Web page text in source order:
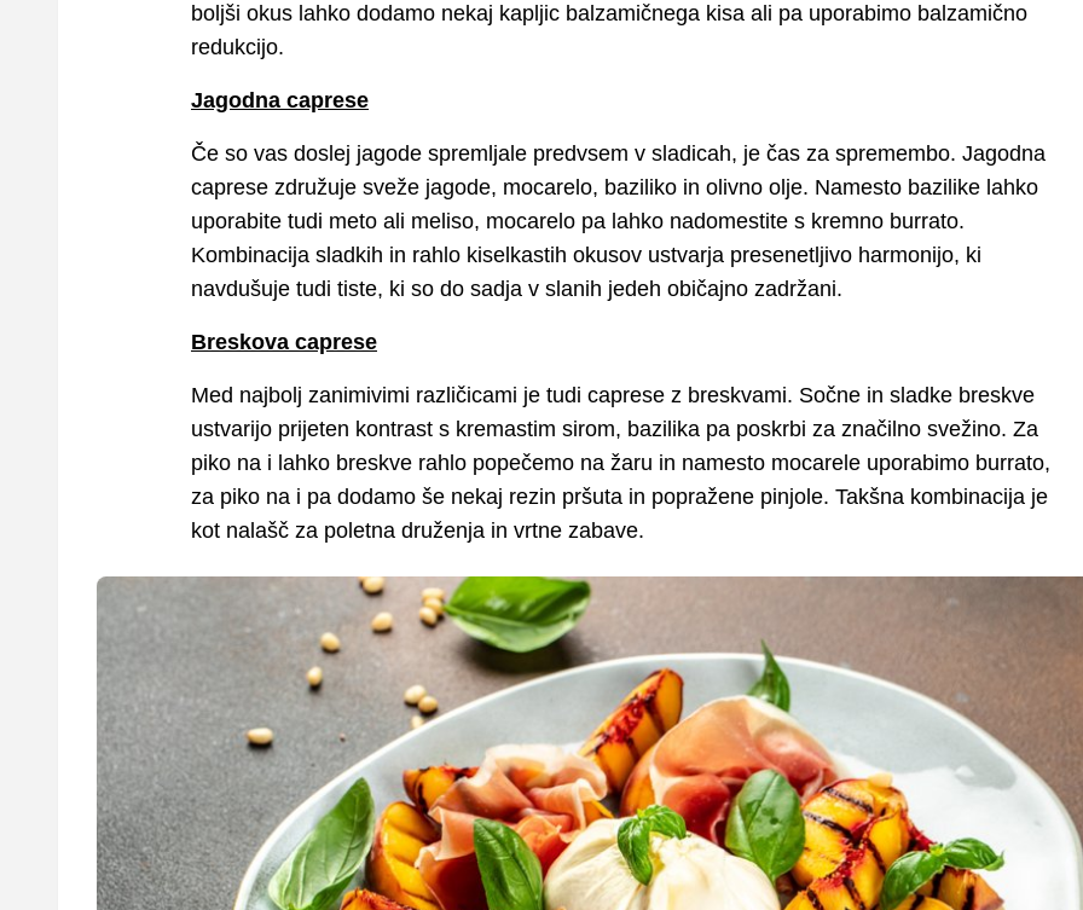
boljši okus lahko dodamo nekaj kapljic balzamičnega kisa ali pa uporabimo balzamično
redukcijo.
Jagodna caprese
Če so vas doslej jagode spremljale predvsem v sladicah, je čas za spremembo. Jagodna
caprese združuje sveže jagode, mocarelo, baziliko in olivno olje. Namesto bazilike lahko
uporabite tudi meto ali meliso, mocarelo pa lahko nadomestite s kremno burrato.
Kombinacija sladkih in rahlo kiselkastih okusov ustvarja presenetljivo harmonijo, ki
navdušuje tudi tiste, ki so do sadja v slanih jedeh običajno zadržani.
Breskova caprese
Med najbolj zanimivimi različicami je tudi caprese z breskvami. Sočne in sladke breskve
ustvarijo prijeten kontrast s kremastim sirom, bazilika pa poskrbi za značilno svežino. Za
piko na i lahko breskve rahlo popečemo na žaru in namesto mocarele uporabimo burrato,
za piko na i pa dodamo še nekaj rezin pršuta in popražene pinjole. Takšna kombinacija je
kot nalašč za poletna druženja in vrtne zabave.